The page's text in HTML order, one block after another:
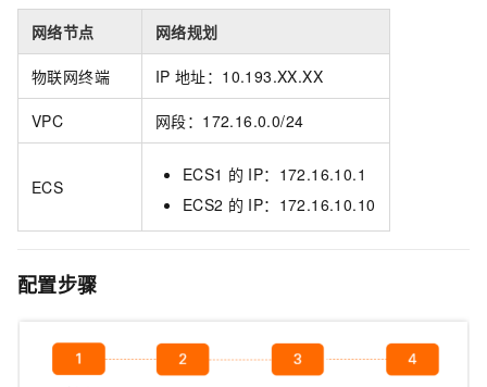
网络节点 网络规划
物联网终端 IP 地址：10.193.XX.XX
VPC 网段：172.16.0.0/24
ECS
ECS1 的 IP：172.16.10.1
ECS2 的 IP：172.16.10.10
配置步骤